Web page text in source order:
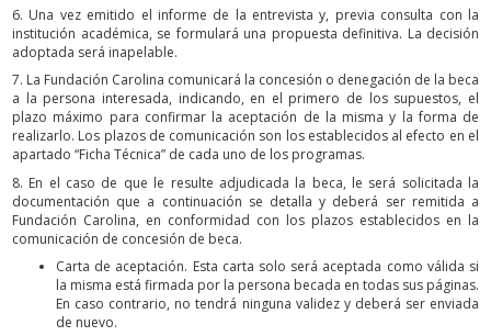
6. Una vez emitido el informe de la entrevista y, previa consulta con la
institución académica, se formulará una propuesta definitiva. La decisión
adoptada será inapelable.
7. La Fundación Carolina comunicará la concesión o denegación de la beca
a la persona interesada, indicando, en el primero de los supuestos, el
plazo máximo para confirmar la aceptación de la misma y la forma de
realizarlo. Los plazos de comunicación son los establecidos al efecto en el
apartado “Ficha Técnica” de cada uno de los programas.
8. En el caso de que le resulte adjudicada la beca, le será solicitada la
documentación que a continuación se detalla y deberá ser remitida a
Fundación Carolina, en conformidad con los plazos establecidos en la
comunicación de concesión de beca.
Carta de aceptación. Esta carta solo será aceptada como válida si
la misma está firmada por la persona becada en todas sus páginas.
En caso contrario, no tendrá ninguna validez y deberá ser enviada
de nuevo.